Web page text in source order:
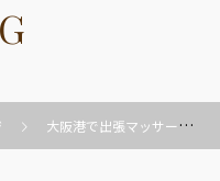
大阪港で出張マッサージを呼びたい方へ